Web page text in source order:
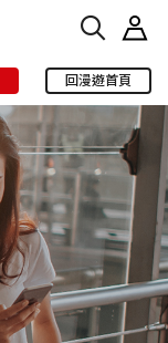
回漫遊首頁